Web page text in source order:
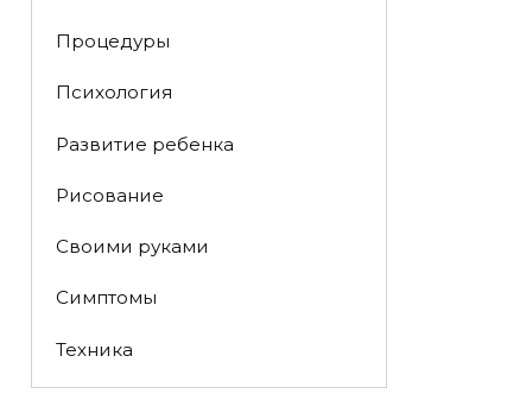
Процедуры
Психология
Развитие ребенка
Рисование
Своими руками
Симптомы
Техника